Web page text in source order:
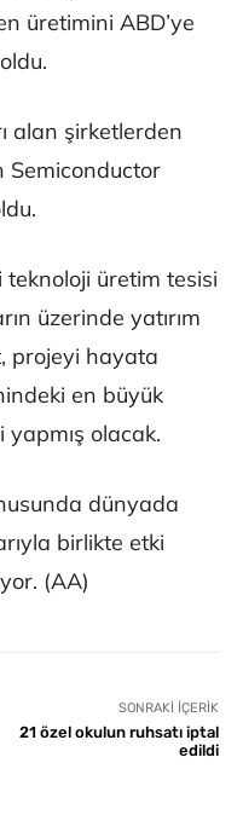
üretimini ABD’ye
alan şirketlerden
Semiconductor
üretim tesisi
üzerinde yatırım
projeyi hayata
en büyük
yapmış olacak.
dünyada
birlikte etki
(AA)
SONRAKI İÇERIK
21 özel okulun ruhsatı iptal
edildi